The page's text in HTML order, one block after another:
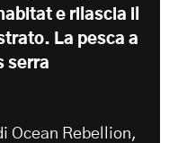
e rilascia il
La pesca a
serra
Ocean Rebellion,